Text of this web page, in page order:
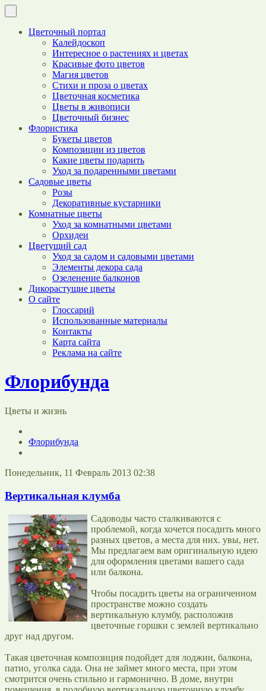
Цветочный портал
Калейдоскоп
Интересное о растениях и цветах
Красивые фото цветов
Магия цветов
Стихи и проза о цветах
Цветочная косметика
Цветы в живописи
Цветочный бизнес
Флористика
Букеты цветов
Композиции из цветов
Какие цветы подарить
Уход за подаренными цветами
Садовые цветы
Розы
Декоративные кустарники
Комнатные цветы
Уход за комнатными цветами
Орхидеи
Цветущий сад
Уход за садом и садовыми цветами
Элементы декора сада
Озеленение балконов
Дикорастущие цветы
О сайте
Глоссарий
Использованные материалы
Контакты
Карта сайта
Реклама на сайте
Флорибунда
Цветы и жизнь
Флорибунда
Понедельник, 11 Февраль 2013 02:38
Вертикальная клумба
Садоводы часто сталкиваются с
проблемой, когда хочется посадить много
разных цветов, а места для них. увы, нет.
Мы предлагаем вам оригинальную идею
для оформления цветами вашего сада
или балкона.
Чтобы посадить цветы на ограниченном
пространстве можно создать
вертикальную клумбу, расположив
цветочные горшки с землей вертикально
друг над другом.
Такая цветочная композиция подойдет для лоджии, балкона,
патио, уголка сада. Она не займет много места, при этом
смотрится очень стильно и гармонично. В доме, внутри